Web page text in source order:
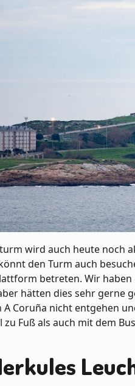
wird auch heute noch
den Turm auch
betreten. Wir
hätten dies sehr gerne
A Coruña nicht entgehen
zu Fuß als auch mit dem